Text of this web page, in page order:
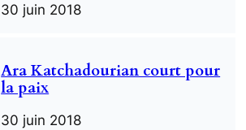
30 juin 2018
Ara Katchadourian court pour
la paix
30 juin 2018